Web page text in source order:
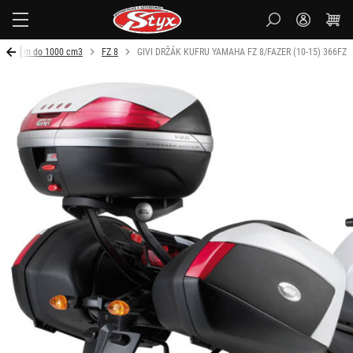
Objem do 1000 cm3 FZ 8 GIVI DRŽÁK KUFRU YAMAHA FZ 8/FAZER (10-15) 366FZ